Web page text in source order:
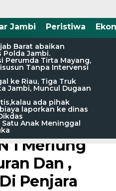
Jambi Peristiwa
Barat abaikan
Polda Jambi.
Perumda Tirta Mayang,
Tanpa Intervensi
ke Riau, Tiga Truk
Jambi, Muncul Dugaan
ada pihak
laporkan ke dinas
Anak Meninggal
Barat
1 Merlung
Dan ,
Penjara